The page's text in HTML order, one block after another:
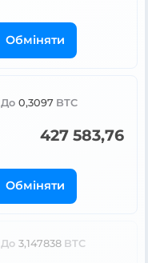
Обміняти
До 0,3097 BTC
427 583,76
Обміняти
До 3,147838 BTC